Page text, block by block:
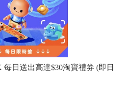
每日送出高達$30淘寶禮券 (即日